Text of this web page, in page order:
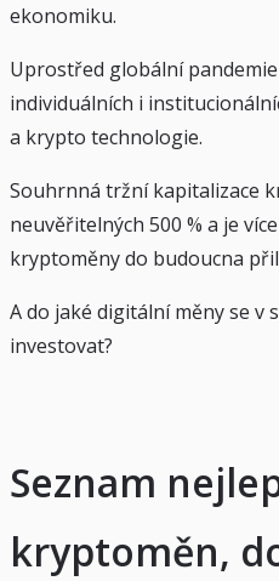
ekonomiku.
Uprostřed globální
individuálních i
a krypto technologie.
Souhrnná tržní kapitalizace
neuvěřitelných 500 % a je
kryptoměny do budoucna
A do jaké digitální měny se v
investovat?
Seznam
kryptoměn,